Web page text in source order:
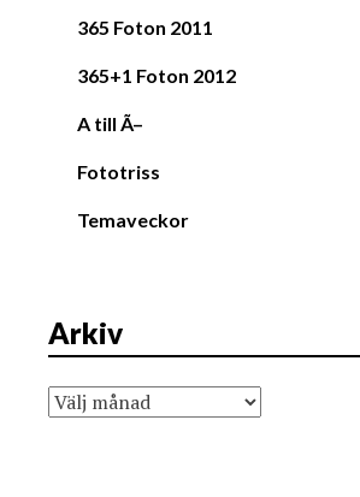
365 Foton 2011
365+1 Foton 2012
A till Ã–
Fototriss
Temaveckor
Arkiv
Arkiv